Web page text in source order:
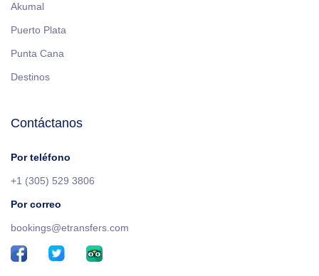
Akumal
Puerto Plata
Punta Cana
Destinos
Contáctanos
Por teléfono
+1 (305) 529 3806
Por correo
bookings@etransfers.com